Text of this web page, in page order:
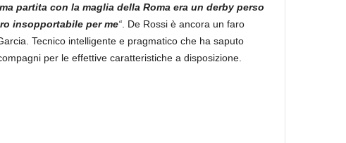
partita con la maglia della Roma era un derby perso
insopportabile per me“. De Rossi è ancora un faro
Tecnico intelligente e pragmatico che ha saputo
per le effettive caratteristiche a disposizione.